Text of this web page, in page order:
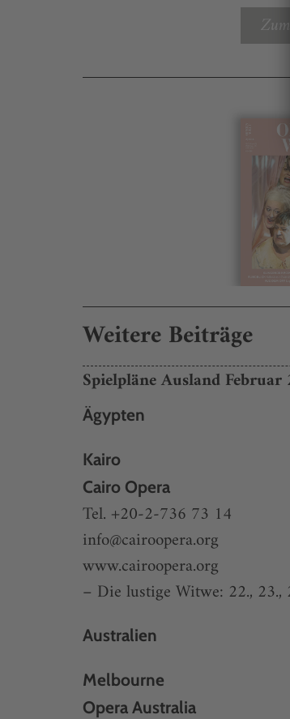
Weitere Beiträge
Spielpläne Ausland Februar
Ägypten
Kairo
Cairo Opera
Tel. +20-2-736 73 14
info@cairoopera.org
www.cairoopera.org
– Die lustige Witwe: 22., 23.,
Australien
Melbourne
Opera Australia